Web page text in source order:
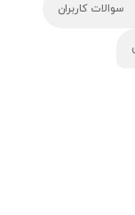
سوالات کاربران